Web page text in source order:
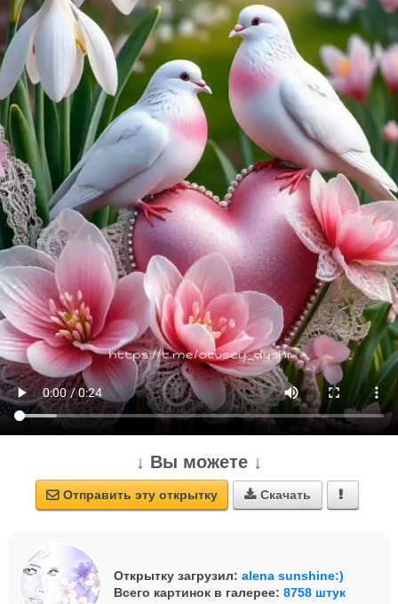
↓ Вы можете ↓
 Отправить эту открытку  Скачать 
Открытку загрузил: alena sunshine:)
Всего картинок в галерее: 8758 штук